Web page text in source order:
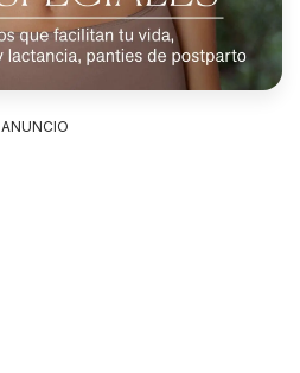
ANUNCIO